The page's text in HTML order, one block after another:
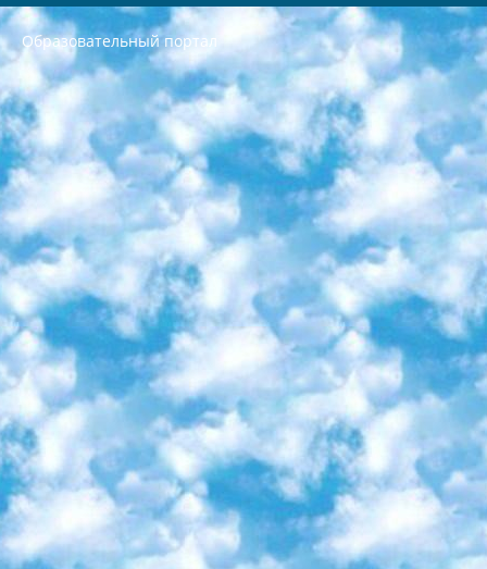
Образовательный портал
РЕСПУБЛИКА УЗБЕКИСТАН МИНИСТРЕРСТВО ДОШКОЛЬНОГО И ШКОЛЬНОГО ОБРАЗОВАНИЯ КОМАНДА в общеобразовательных учреждениях в 2023-2024 учебном году организация и проведение итоговой государственной аттестации обучающихся о Министра дошкольного и школьного образования Республики Узбекистан от 4 марта 2008 года (постановлением Минюста от 20 марта 2008 года № 1778 государственной регистрации) «Итоговое состояние учащихся общего среднего образования на основании положения об утверждении положения об аттестации общего среднего образования выпускной экзамен студентов в образовательных учреждениях в 2023-2024 учебном году В целях организации и прохождения аттестации приказываю: 1. Следующее: перечень предметов, по которым будет проводиться итоговая государственная аттестация и экзамен формы перевода согласно приложению 1; сертификаты международного образца, оценивающие уровень владения иностранными языками перечень согласно приложению 2; 2. Педагогический при специализированных образовательных учреждениях. научно-практический центр квалификации и международной оценки (Д.Давидова) 2024 г. До 25 марта: задания по предметам, по которым будет проводиться итоговая аттестация разработка и утверждение технических условий; итоговая аттестация на основании разработанного предметного задания разработка вопросов по предметам (устно и письменно), экзамен передача; общеобразовательные средние школы и специальные учебные заведения учащиеся выпускных классов школ и интернатов в агентской системе подготовка базы данных экзаменационных материалов и критериев оценки; перевод базы экзаменационных материалов на все языки обучения подать в Республиканский образовательный центр для изготовления; варианты экзаменов на основе разработанных контрольных материалов пусть будут поставлены задачи формирования. 3. Республиканский образовательный центр (Ш.Худайкулов) до 5 апреля 2024 года. до: база данных предоставленных экзаменационных материалов на все языки обучения перевод и экспертиза; для слепых, слабовидящих, глухих, слабослышащих и умственно отсталых детей учащиеся выпускных классов специализированных школ и школ-интернатов база данных экзаменационных материалов на всех преподаваемых языках подготовка критериев оценки; специализированные школы для умственно отсталых детей и технологии для учащихся выпускных классов школ-интернатов разработка соответствующих рекомендаций и критериев проведения ЕГЭ по естествознанию давать задания. 4. Педагогический при специализированных образовательных учреждениях. Научно-практический центр навыков и международной оценки (Д.Давидова), Республика образовательный центр (Худайкулов Ш.) итоговый государственный аттестационный экзамен ориентирован на творческое и логическое мышление при подготовке базы материалов учитывать введение заданий. 5. Следует отметить, что: сертификат государственного образца о знании общеобразовательного предмета и как минимум национальный уровень B1 по предметам на иностранных языках, указанным в Приложении 2. или международно признанный сертификат эквивалентного уровня студенты, изучающие определенный предмет, освобождаются от экзамена; по соответствующим предметам запланирована итоговая государственная аттестация за день до дня, путем жеребьевки Рабочей группой (в письменной форме по предметам, проводимым в форме) из числа сформированных вариантов выбрано 2 варианта; 2 выбранных варианта экзамена анонсированы на официальном сайте министерства и все выпускники по всей стране на основе этих вариантов проводит итоговую государственную аттестацию. 6. Государственное образование учащихся средних общеобразовательных учреждений. знания в соответствии с квалификационными требованиями, которые необходимо приобрести на основании стандартов итоговый (выпускной) контроль для 9 и 11 классов в целях тестирования Экзамены (далее – экзамены) состоят из предметов, перечисленных в приложении 1. будет сделано. 7. Экзамены пройдут с 26 мая по 15 июня 2024 г. (кроме науки физического воспитания). 8. Физическая для учащихся 9 классов общесредних образовательных учреждений. Экзамены по предмету «Образование, квалификация медицина» 1-6 мая 2024 года. сотрудники перевести под присмотр (с отклонениями в физическом или умственном развитии) специализированная школа для детей, школы-интернаты и со сколиозом школы-интернаты санаторного типа для больных детей исключены). 9. Он был слепым, слабовидящим и имел нарушения опорно-двигательного аппарата. экзамены в специализированных школах и интернатах для детей должны проводиться исходя из требований, предъявляемых к общеобразовательным учреждениям (физкультура кроме науки). 10. Специализированная школа для глухих и слабослышащих детей. и экзамены в интернатах и быть реализован в виде письменного теста по математике. 11. Специальность для умственно отсталых детей. Для 9 класса Родной язык и литературное письмо Государственный язык (язык обучения – узбекский). для неклассов) написано Математическое письмо Письменная/устная история Узбекистана Физическое воспитание практично Итоговый контроль Для 11 класса Написание родного языка и литературы (эссе) Математическое письмо Узбекский язык (обучение на узбекском языке) не посещающее общее среднее образование для учреждений)/Образовательное учреждение выбор письменный и устный Иностранный язык письменный/устный Письменная/устная история Узбекистана *По выбору студента:  Химия  Физика  Основы государственного права  География 10 бесплатных образовательных ресурсов - Мы составили подборку онлайн-проектов с интерактивными упражнениями, видеолекциями и статьями. Они помогут вам обрести новые и освежить старые знания бесплатно. 1. «ИНТУИТ» Старейшая образовательная площадка Рунета. Здесь вы найдёте сотни текстовых и видеокурсов на десятки различных тем — от программирования до психологии. Многие курсы подготовлены российскими университетами и крупными международными компаниями вроде Intel и Microsoft. Самостоятельное обучение бесплатное, но желающие могут оплатить услуги персональных наставников. 2. «Смартия» знакомит с актуальными профессиями и подсказывает, как им обучаться. Выбрав заинтересовавшую вас специальность — SMM-специалист, фотограф, веб-дизайнер или другую, — увидите список необходимых для неё умений. Чтобы вы могли освоить их самостоятельно, для каждого умения площадка отображает подборку ссылок на учебные материалы. Хотя «Смартия» ориентируется на русскоязычную аудиторию, часть контента всё же доступна только на английском. 3. «Лекторий Физтеха» Проект Московского физико-технического института (Физтеха). С его помощью вы можете смотреть онлайн серии лекций, записанные на видео в этом вузе. В числе доступных предметов — физика, биология, химия, информационные технологии и другие. К некоторым лекциям администрация ресурса прилагает готовые конспекты, которые можно скачивать в PDF-формате. 4. ITMOcourses Онлайн-площадка Санкт-Петербургского национального исследовательского университета информационных технологий, механики и оптики (ИТМО). Ресурс предоставляет свободный доступ к курсам, разработанным в этом вузе. Каталог материалов разбит на четыре категории: «Оптические системы и технологии», «Приборостроение и робототехника», «Информационные технологии» и «Биотехнологии». Курсы состоят из видеолекций, интерактивных демонстраций и заданий. 5. «КиберЛенинка» Электронная научная библиотека открытого доступа. Каталог площадки регулярно обрастает текстами статей из различных научных изданий. Сгруппированные по журналам и рубрикам публикации можно читать онлайн или скачивать целиком в PDF-формате. Проект нацелен на популяризацию науки за счёт открытого доступа к качественной информации. 6. «ПостНаука» На этом ресурсе публикуют подборки видеолекций, составленные экспертами из разных отраслей и объединённые общими темами. Среди них, к примеру, есть серии «Биоинформатика и геномика», «Культура средневековой Скандинавии» и Cinema Studies о теории кино. Каждая подборка лекций — логически связанная история, рассказанная экспертом от первого лица. Кроме того, на сайте появляются научно-образовательные статьи и тесты на разные темы. 7. «Newочём» Команда проекта «Newочём» отбирает самые интересные тексты из англоязычных СМИ и переводит те из них, за которые голосуют участники сообщества «ВКонтакте». По большей части это научно-популярные статьи. Редакторы придумывают лишь заголовки, в остальном содержание переводов соответствует оригиналам. Полные тексты можно читать прямо в социальной сети. 8. InternetUrok Онлайн-база материалов по основным дисциплинам школьной программы. Информация на сайте структурирована по классам, предметам и темам (урокам). Каждый урок состоит из видеолекций и конспектов. Есть также интерактивные тренажёры и тесты для закрепления пройденного материала. Даже если вы давно окончили школу, возможность повторить программу старших классов всегда может пригодиться. 9. Edutainme Ещё один ресурс об образовании. В отличие от Newtonew, как мне кажется, Edutainme больше ориентируется на представителей индустрии: педагогов, предпринимателей, разработчиков образовательных проектов. Но и любой, кто просто стремится к саморазвитию, найдёт на сайте много полезного и интересного для себя. Например, информацию о новых курсах и образовательных сервисах. 10. Newtonew Онлайн-медиа об образовании и обучении в широком смысле. Авторы Newtonew пишут об инструментах, заведениях, тактиках и стратегиях, которые помогают учить других и получать новые знания самостоятельно. На этой площадке вы найдёте новости, обзоры, аналитические мат